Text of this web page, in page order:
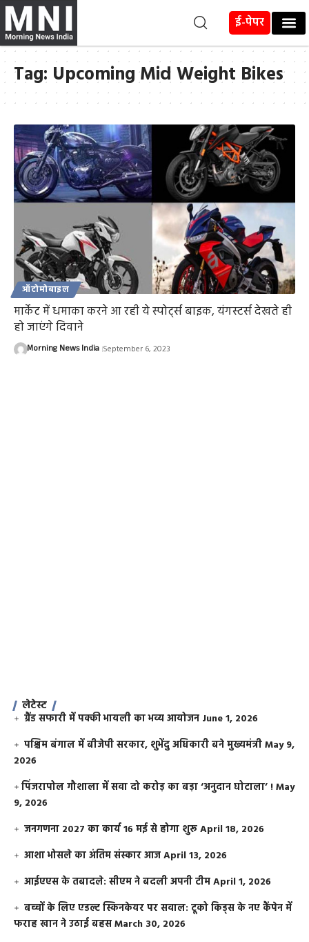
ई-पेपर
Tag: Upcoming Mid Weight Bikes
ऑटोमोबाइल
मार्केट में धमाका करने आ रही ये स्पोर्ट्स बाइक, यंगस्टर्स देखते ही
हो जाएंगे दिवाने
Morning News India September 6, 2023
लेटेस्ट
ग्रैंड सफारी में पक्की भायली का भव्य आयोजन June 1, 2026
पश्चिम बंगाल में बीजेपी सरकार, शुभेंदु अधिकारी बने मुख्यमंत्रीMay 9,
2026
​पिंजरापोल गौशाला में सवा दो करोड़ का बड़ा ‘अनुदान घोटाला’ !May
9, 2026
जनगणना 2027 का कार्य 16 मई से होगा शुरूApril 18, 2026
आशा भोसले का अंतिम संस्कार आजApril 13, 2026
आईएएस के तबादले: सीएम ने बदली अपनी टीमApril 1, 2026
बच्चों के लिए एडल्ट स्किनकेयर पर सवाल: टूको किड्स के नए कैंपेन में
फराह खान ने उठाई बहसMarch 30, 2026